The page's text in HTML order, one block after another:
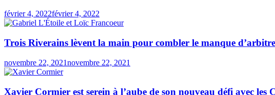
février 4, 2022février 4, 2022
Trois Riverains lèvent la main pour combler le manque
novembre 22, 2021novembre 22, 2021
Xavier Cormier est serein à l’aube de son nouveau défi avec les